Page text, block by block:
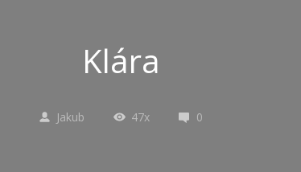
Klára
Jakub 47x 0